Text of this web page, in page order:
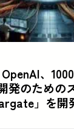
、
発のための
」を開